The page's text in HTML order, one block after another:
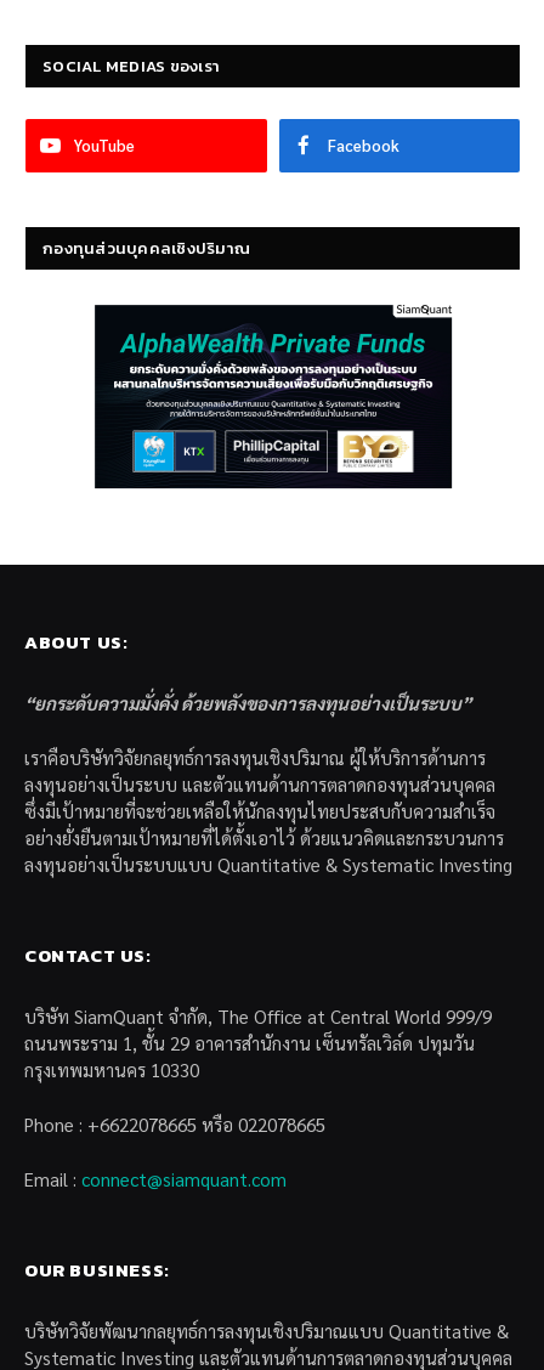
SOCIAL MEDIAS ของเรา
YouTube Facebook
กองทุนส่วนบุคคลเชิงปริมาณ
ABOUT US:
“ยกระดับความมั่งคั่ง ด้วยพลังของการลงทุนอย่างเป็นระบบ”
เราคือบริษัทวิจัยกลยุทธ์การลงทุนเชิงปริมาณ ผู้ให้บริการด้านการ
ลงทุนอย่างเป็นระบบ และตัวแทนด้านการตลาดกองทุนส่วนบุคคล
ซึ่งมีเป้าหมายที่จะช่วยเหลือให้นักลงทุนไทยประสบกับความสำเร็จ
อย่างยั่งยืนตามเป้าหมายที่ได้ตั้งเอาไว้ ด้วยแนวคิดและกระบวนการ
ลงทุนอย่างเป็นระบบแบบ Quantitative & Systematic Investing
CONTACT US:
บริษัท SiamQuant จำกัด, The Office at Central World 999/9
ถนนพระราม 1, ชั้น 29 อาคารสำนักงาน เซ็นทรัลเวิล์ด ปทุมวัน
กรุงเทพมหานคร 10330
Phone : +6622078665 หรือ 022078665
Email : connect@siamquant.com
OUR BUSINESS:
บริษัทวิจัยพัฒนากลยุทธ์การลงทุนเชิงปริมาณแบบ Quantitative &
Systematic Investing และตัวแทนด้านการตลาดกองทุนส่วนบุคคล